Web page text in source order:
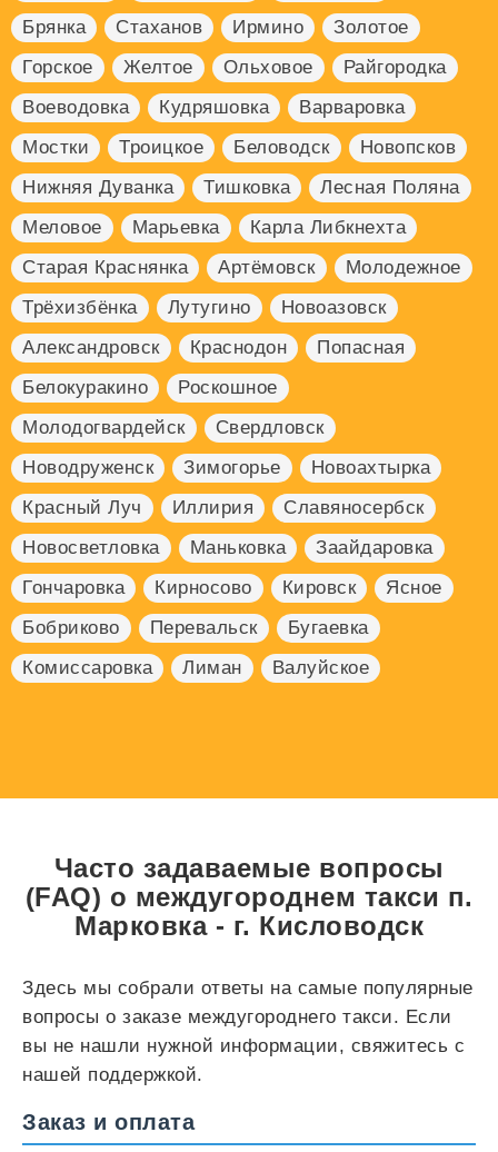
Брянка
Стаханов Ирмино
Золотое
Горское
Желтое Ольховое
Райгородка
Воеводовка
Кудряшовка
Варваровка
Мостки
Троицкое Беловодск
Новопсков
Нижняя Дуванка
Тишковка
Лесная Поляна
Меловое
Марьевка
Карла Либкнехта
Старая Краснянка
Артёмовск
Молодежное
Трёхизбёнка
Лутугино
Новоазовск
Александровск
Краснодон
Попасная
Белокуракино
Роскошное
Молодогвардейск
Свердловск
Новодруженск
Зимогорье
Новоахтырка
Красный Луч
Иллирия
Славяносербск
Новосветловка
Маньковка
Заайдаровка
Гончаровка
Кирносово Кировск
Ясное
Бобриково
Перевальск
Бугаевка
Комиссаровка
Лиман Валуйское
Часто задаваемые вопросы
(FAQ) о междугороднем такси п.
Марковка - г. Кисловодск
Здесь мы собрали ответы на самые популярные
вопросы о заказе междугороднего такси. Если
вы не нашли нужной информации, свяжитесь с
нашей поддержкой.
Заказ и оплата